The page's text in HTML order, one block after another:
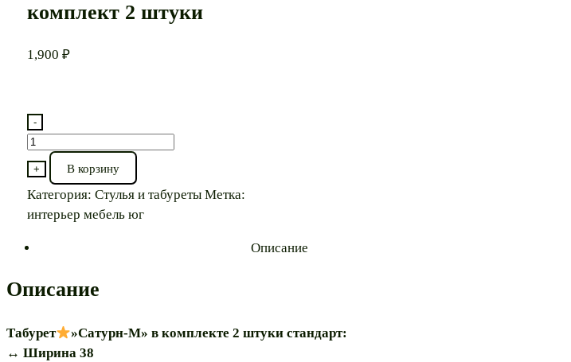
комплект 2 штуки
1,900 ₽
-
Количество
товара
Табурет
"Сатурн-
штуки
+ В корзину
Категория: Стулья и табуреты Метка:
интерьер мебель юг
Описание
Описание
Табурет
»Сатурн-М» в комплекте 2 штуки стандарт:
↔️ Ширина 38